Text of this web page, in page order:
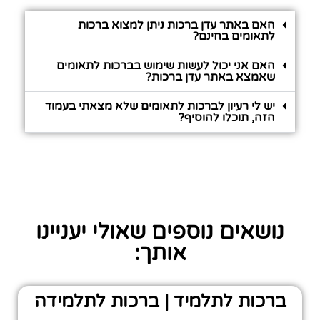
האם באתר עדן ברכות ניתן למצוא ברכות
לתאומים בחינם?
האם אני יכול לעשות שימוש בברכות לתאומים
שאמצא באתר עדן ברכות?
יש לי רעיון לברכות לתאומים שלא מצאתי בעמוד
הזה, תוכלו להוסיף?
נושאים נוספים שאולי יעניינו
אותך:
ברכות לתלמיד | ברכות לתלמידה